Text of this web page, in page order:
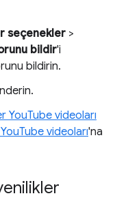
seçenekler >
bildir'i
bildirin.
YouTube videoları
videoları'na